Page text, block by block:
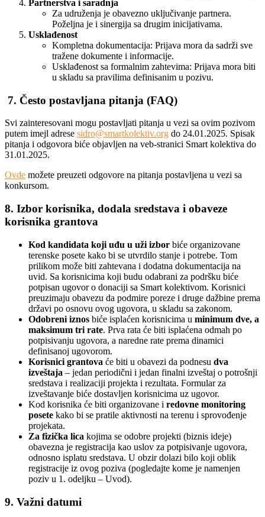
Partnerstva i saradnja
Za udruženja je obavezno uključivanje partnera.
Poželjna je i sinergija sa drugim inicijativama.
Usklađenost
Kompletna dokumentacija: Prijava mora da sadrži sve
tražene dokumente i informacije.
Usklađenost sa formalnim zahtevima: Prijava mora biti
u skladu sa pravilima definisanim u pozivu.
7. Često postavljana pitanja (FAQ)
Svi zainteresovani mogu postavljati pitanja u vezi sa ovim pozivom
putem imejl adrese sidro@smartkolektiv.org do 24.01.2025. Spisak
pitanja i odgovora biće objavljen na veb-stranici Smart kolektiva do
31.01.2025.
Ovde možete preuzeti odgovore na pitanja postavljena u vezi sa
konkursom.
8. Izbor korisnika, dodala sredstava i obaveze
korisnika grantova
Kod kandidata koji uđu u uži izbor biće organizovane
terenske posete kako bi se utvrdilo stanje i potrebe. Tom
prilikom može biti zahtevana i dodatna dokumentacija na
uvid. Sa korisnicima koji budu odabrani za podršku biće
potpisan ugovor o donaciji sa Smart kolektivom. Korisnici
preuzimaju obavezu da podmire poreze i druge dažbine prema
državi po osnovu ovog ugovora, u skladu sa zakonom.
Odobreni iznos biće isplaćen korisnicima u minimum dve, a
maksimum tri rate. Prva rata će biti isplaćena odmah po
potpisivanju ugovora, a naredne rate prema dinamici
definisanoj ugovorom.
Korisnici grantova će biti u obavezi da podnesu dva
izveštaja – jedan periodični i jedan finalni izveštaj o potrošnji
sredstava i realizaciji projekta i rezultata. Formular za
izveštavanje biće dostavljen korisnicima uz ugovor.
Kod korisnika će biti organizovane i redovne monitoring
posete kako bi se pratile aktivnosti na terenu i sprovođenje
projekata.
Za fizička lica kojima se odobre projekti (biznis ideje)
obavezna je registracija kao uslov za potpisivanje ugovora,
odnosno isplatu sredstava. U obzir dolazi bilo koji oblik
registracije iz ovog poziva (pogledajte kome je namenjen
poziv u 1. odeljku – Uvod).
9. Važni datumi